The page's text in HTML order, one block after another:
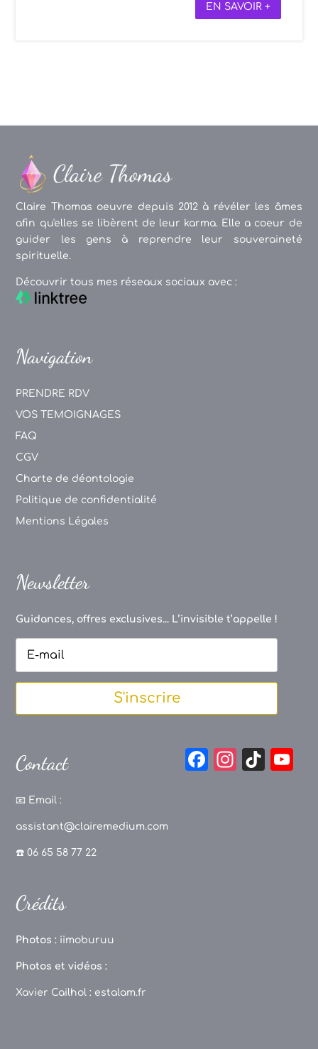
EN SAVOIR +
Claire Thomas oeuvre depuis 2012 à révéler les âmes
afin qu'elles se libèrent de leur karma. Elle a coeur de
guider les gens à reprendre leur souveraineté
spirituelle.
Découvrir tous mes réseaux sociaux avec :
Navigation
PRENDRE RDV
VOS TEMOIGNAGES
FAQ
CGV
Charte de déontologie
Politique de confidentialité
Mentions Légales
Newsletter
Guidances, offres exclusives... L’invisible t’appelle !
S'inscrire
Contact
📧 Email :
assistant@clairemedium.com
☎️ 06 65 58 77 22
F
In
Ti
Crédits
Photos : iimoburuu
Photos et vidéos :
Xavier Cailhol : estalam.fr